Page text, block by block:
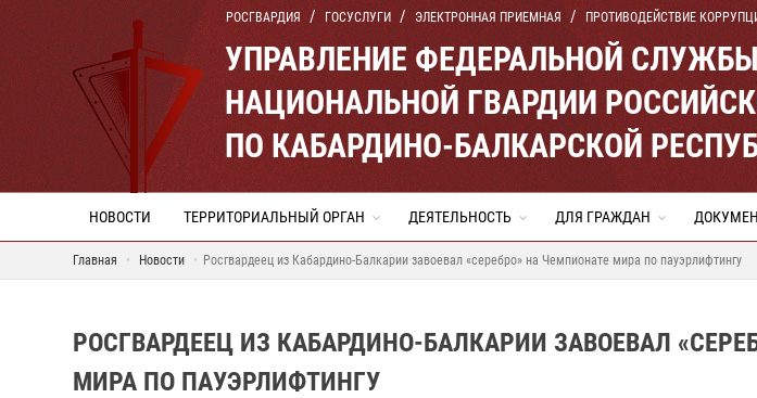
РОСГВАРДИЯ ГОСУСЛУГИ ЭЛЕКТРОННАЯ ПРИЕМНАЯ ПРОТИВОДЕЙСТВИЕ
УПРАВЛЕНИЕ ФЕДЕРАЛЬНОЙ
НАЦИОНАЛЬНОЙ ГВАРДИИ
ПО КАБАРДИНО-БАЛКАРСКОЙ
НОВОСТИ ТЕРРИТОРИАЛЬНЫЙ ОРГАН ДЕЯТЕЛЬНОСТЬ ДЛЯ ГРАЖДАН
Главная Новости Росгвардеец из Кабардино-Балкарии завоевал «серебро» на Чемпионате мира по пауэрлифтингу
РОСГВАРДЕЕЦ ИЗ КАБАРДИНО-БАЛКАРИИ ЗАВОЕВАЛ
МИРА ПО ПАУЭРЛИФТИНГУ